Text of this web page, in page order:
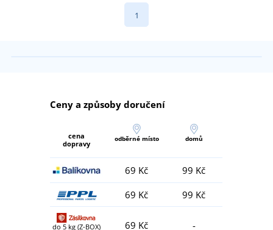
1
Ceny a způsoby doručení
cena
dopravy
odběrné místo domů
69 Kč
99 Kč
69 Kč
99 Kč
do 5 kg (Z-BOX) 69 Kč -